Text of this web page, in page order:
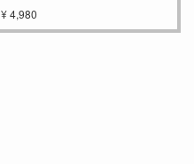
¥ 4,980